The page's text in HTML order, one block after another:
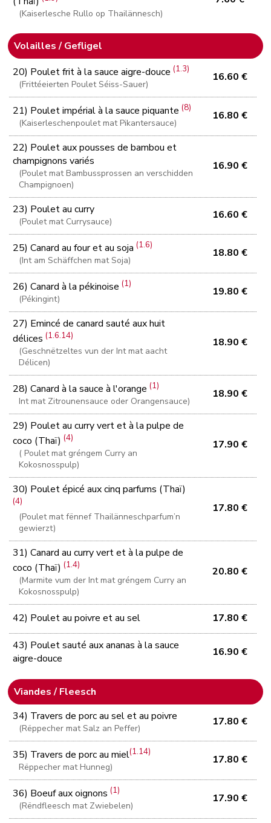
(Kaiserlesche Rullo op Thailännesch)
Volailles / Gefligel
20) Poulet frit à la sauce aigre-douce(1.3)
(Frittéeierten Poulet Séiss-Sauer)
16.60 €
21) Poulet impérial à la sauce piquante(8)
(Kaiserleschenpoulet mat Pikantersauce)
16.80 €
22) Poulet aux pousses de bambou et
champignons variés
(Poulet mat Bambussprossen an verschidden
Champignoen)
16.90 €
23) Poulet au curry
(Poulet mat Currysauce)
16.60 €
25) Canard au four et au soja(1.6)
(Int am Schäffchen mat Soja)
18.80 €
26) Canard à la pékinoise(1)
(Pékingint)
19.80 €
27) Emincé de canard sauté aux huit
délices(1.6.14)
(Geschnëtzeltes vun der Int mat aacht
Délicen)
18.90 €
28) Canard à la sauce à l'orange(1)
Int mat Zitrounensauce oder Orangensauce)
18.90 €
29) Poulet au curry vert et à la pulpe de
coco (Thaï)(4)
( Poulet mat gréngem Curry an
Kokosnosspulp)
17.90 €
30) Poulet épicé aux cinq parfums (Thaï)
(4)
(Poulet mat fënnef Thailänneschparfum’n
gewierzt)
17.80 €
31) Canard au curry vert et à la pulpe de
coco (Thaï)(1.4)
(Marmite vum der Int mat gréngem Curry an
Kokosnosspulp)
20.80 €
42) Poulet au poivre et au sel 17.80 €
43) Poulet sauté aux ananas à la sauce
aigre-douce
16.90 €
Viandes / Fleesch
34) Travers de porc au sel et au poivre
(Rëppecher mat Salz an Peffer)
17.80 €
35) Travers de porc au miel(1.14)
Rëppecher mat Hunneg)
17.80 €
36) Boeuf aux oignons(1)
(Rëndfleesch mat Zwiebelen)
17.90 €